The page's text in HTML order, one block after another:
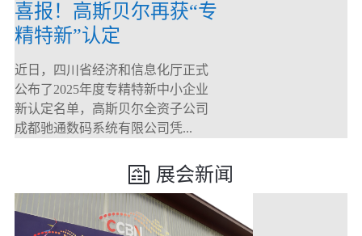
喜报！高斯贝尔再获“专
精特新”认定
近日，四川省经济和信息化厅正式
公布了2025年度专精特新中小企业
新认定名单，高斯贝尔全资子公司
成都驰通数码系统有限公司凭...
展会新闻